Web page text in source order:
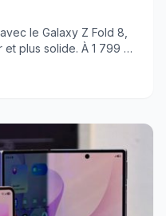
le Galaxy Z Fold 8,
plus solide. À 1 799 €,